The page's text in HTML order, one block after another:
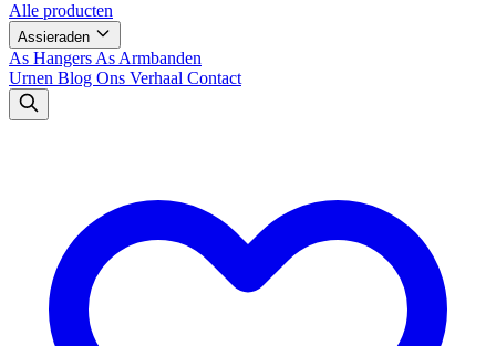
Alle producten
Assieraden
As Hangers As Armbanden
Urnen Blog Ons Verhaal Contact